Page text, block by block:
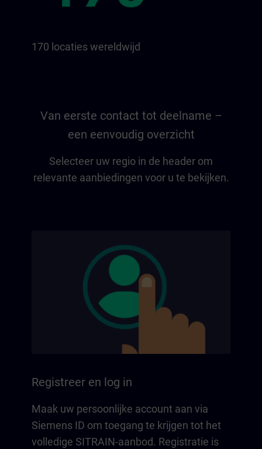
170 locaties wereldwijd
Van eerste contact tot deelname –
een eenvoudig overzicht
Selecteer uw regio in de header om
relevante aanbiedingen voor u te bekijken.
Registreer en log in
Maak uw persoonlijke account aan via
Siemens ID om toegang te krijgen tot het
volledige SITRAIN-aanbod. Registratie is